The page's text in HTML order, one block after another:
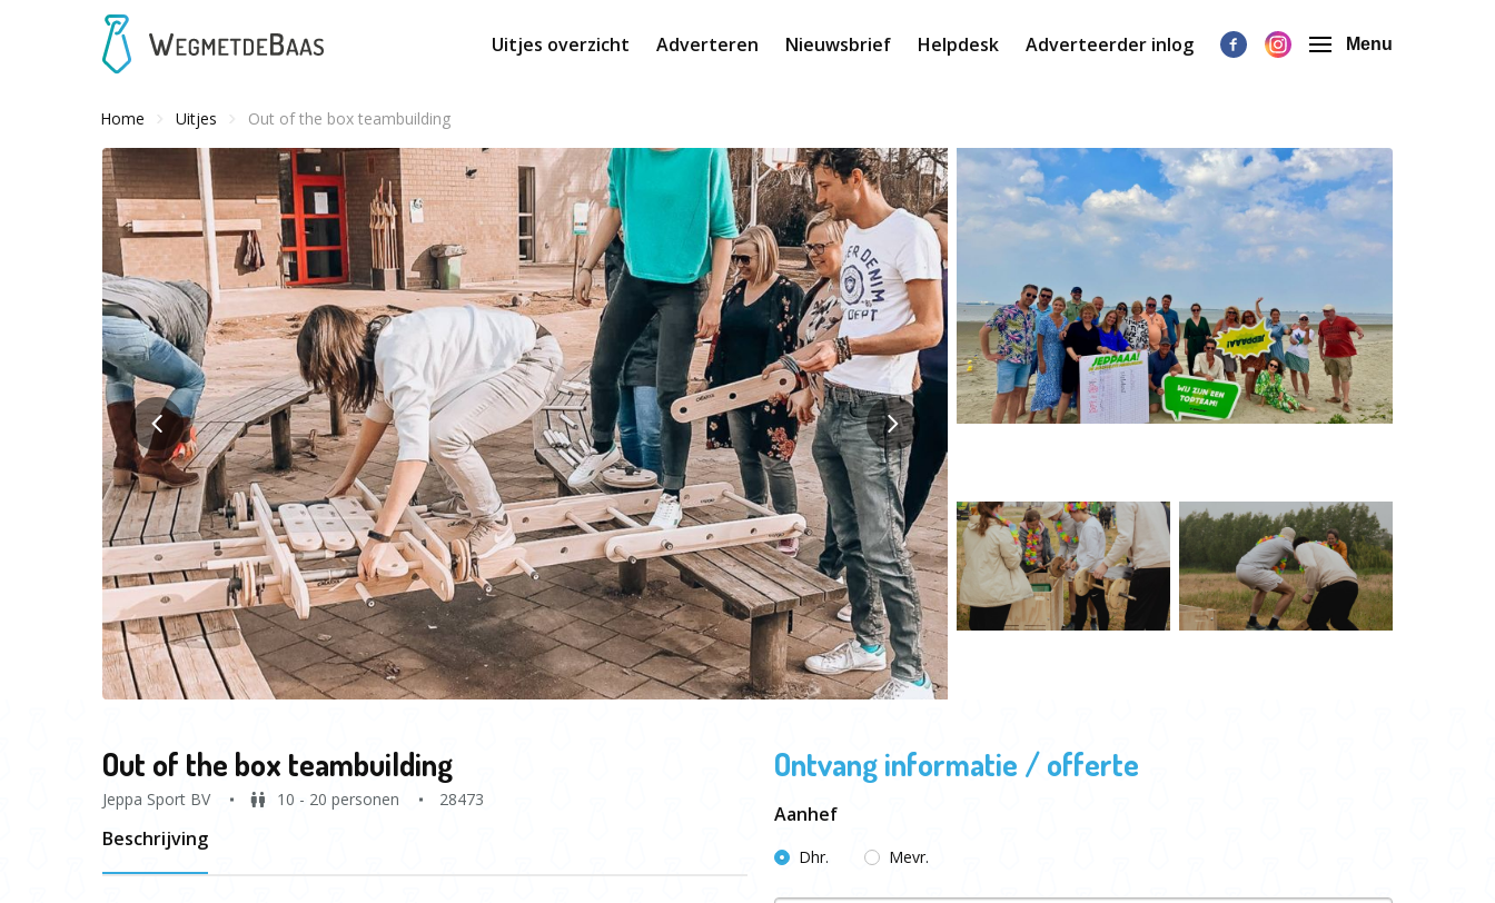
Uitjes overzicht Adverteren Nieuwsbrief Helpdesk Adverteerder inlog Menu
Home Uitjes Out of the box teambuilding
Out of the box teambuilding
Jeppa Sport BV 10 - 20 personen 28473
Beschrijving
Ontvang informatie / offerte
Aanhef
Dhr. Mevr.